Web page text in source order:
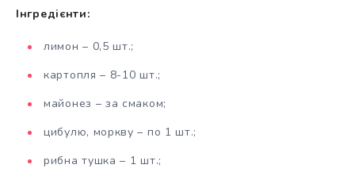
Інгредієнти:
лимон – 0,5 шт.;
картопля – 8-10 шт.;
майонез – за смаком;
цибулю, моркву – по 1 шт.;
рибна тушка – 1 шт.;